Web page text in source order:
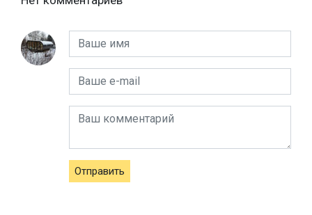
Отправить